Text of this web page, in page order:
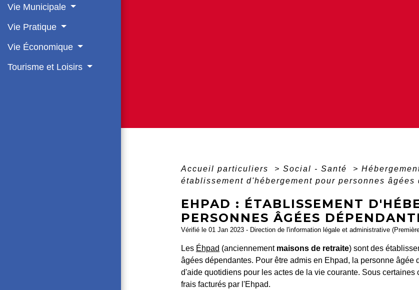
Vie Municipale
Vie Pratique
Vie Économique
Tourisme et Loisirs
Accueil particuliers > Social - Santé >
établissement d'hébergement pour personnes âgées
EHPAD : ÉTABLISSEMENT
PERSONNES ÂGÉES
Vérifié le 01 Jan 2023 - Direction de l'information légale et administrative
Les Éhpad (anciennement maisons de retraite) sont des
âgées dépendantes. Pour être admis en Ehpad, la personne
d'aide quotidiens pour les actes de la vie courante. Sous
frais facturés par l'Ehpad.